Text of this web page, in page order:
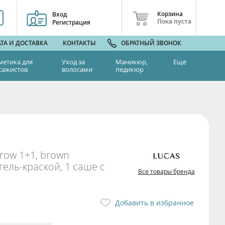
Вход
Регистрация
Корзина
Пока пуста
И ДОСТАВКА КОНТАКТЫ ОБРАТНЫЙ ЗВОНОК
для
Уход за
волосами
Маникюр,
педикюр
Ещё
1+1, brown
краской, 1 саше с
Все товары бренда
Добавить в избранное